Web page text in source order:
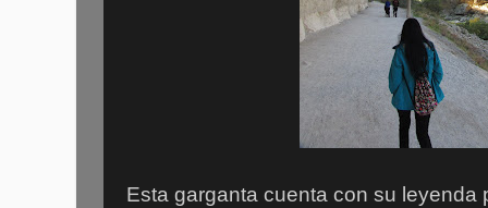
Esta garganta cuenta con su leyenda